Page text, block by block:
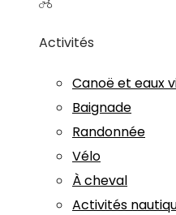
Activités
Canoë et eaux
Baignade
Randonnée
Vélo
À cheval
Activités